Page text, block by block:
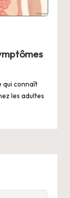
qui connaît
les adultes